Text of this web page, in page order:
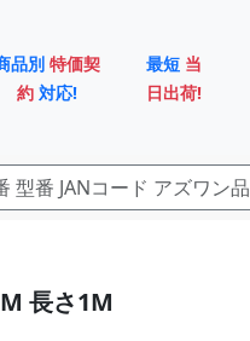
品別 特価契
約 対応!
最短 当
日出荷!
長さ1M